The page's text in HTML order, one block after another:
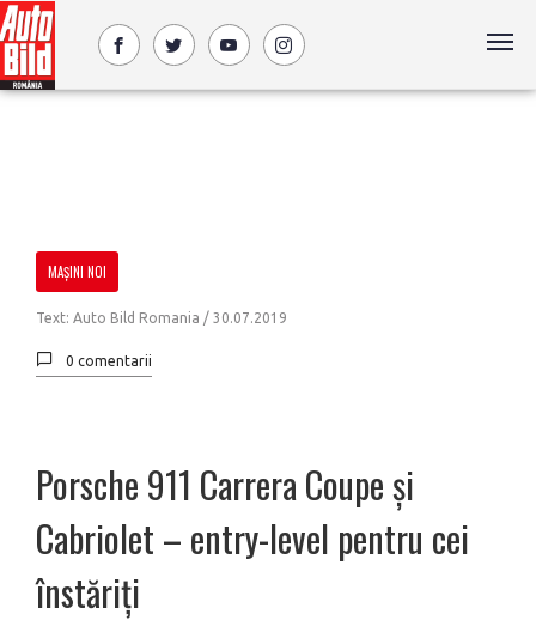
MAȘINI NOI
Text: Auto Bild Romania / 30.07.2019
0 comentarii
Porsche 911 Carrera Coupe și
Cabriolet – entry-level pentru cei
înstăriți